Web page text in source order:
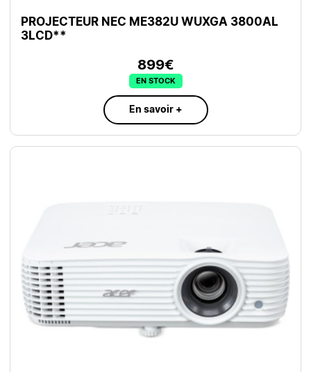
PROJECTEUR NEC ME382U WUXGA 3800AL
3LCD**
899€
EN STOCK
En savoir +